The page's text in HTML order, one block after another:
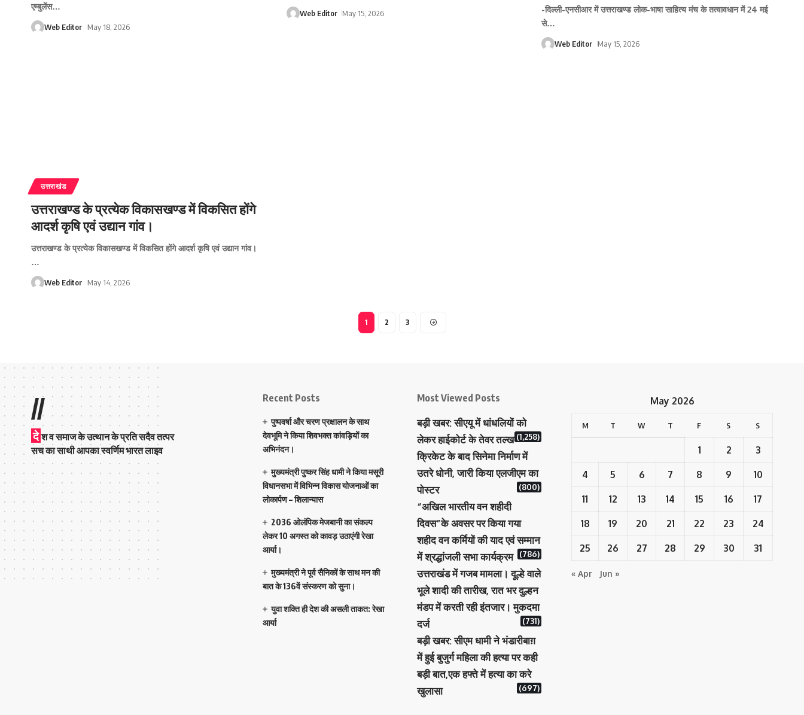
एम्बुलेंस…
Web Editor May 18, 2026
Web Editor May 15, 2026
-दिल्ली-एनसीआर में उत्तराखण्ड लोक-भाषा साहित्य मंच के तत्वावधान में 24 मई
से…
Web Editor May 15, 2026
उत्तराखंड
उत्तराखण्ड के प्रत्येक विकासखण्ड में विकसित होंगे
आदर्श कृषि एवं उद्यान गांव।
उत्तराखण्ड के प्रत्येक विकासखण्ड में विकसित होंगे आदर्श कृषि एवं उद्यान गांव।
…
Web Editor May 14, 2026
1 2 3
//
दे श व समाज के उत्थान के प्रति सदैव तत्पर
सच का साथी आपका स्वर्णिम भारत लाइव
Recent Posts
पुष्पवर्षा और चरण प्रक्षालन के साथ
देवभूमि ने किया शिवभक्त कांवड़ियों का
अभिनंदन।
मुख्यमंत्री पुष्कर सिंह धामी ने किया मसूरी
विधानसभा में विभिन्न विकास योजनाओं का
लोकार्पण – शिलान्यास
2036 ओलंपिक मेजबानी का संकल्प
लेकर 10 अगस्त को कावड़ उठाएंगी रेखा
आर्या।
मुख्यमंत्री ने पूर्व सैनिकों के साथ मन की
बात के 136वें संस्करण को सुना।
युवा शक्ति ही देश की असली ताकत: रेखा
आर्या
Most Viewed Posts
बड़ी खबर: सीएयू में धांधलियों को
लेकर हाईकोर्ट के तेवर तल्ख (1,258)
क्रिकेट के बाद सिनेमा निर्माण में
उतरे धोनी, जारी किया एलजीएम का
पोस्टर
(800)
“अखिल भारतीय वन शहीदी
दिवस”के अवसर पर किया गया
शहीद वन कर्मियों की याद एवं सम्मान
में श्रद्धांजली सभा कार्यक्रम
(786)
उत्तराखंड में गजब मामला। दूल्हे वाले
भूले शादी की तारीख, रात भर दुल्हन
मंडप में करती रही इंतजार। मुकदमा
दर्ज
(731)
बड़ी खबर: सीएम धामी ने भंडारीबाग़
में हुई बुजुर्ग महिला की हत्या पर कही
बड़ी बात,एक हफ्ते में हत्या का करे
खुलासा
(697)
May 2026
M T W T F S S
1 2 3
4 5 6 7 8 9 10
11 12 13 14 15 16 17
18 19 20 21 22 23 24
25 26 27 28 29 30 31
« Apr Jun »